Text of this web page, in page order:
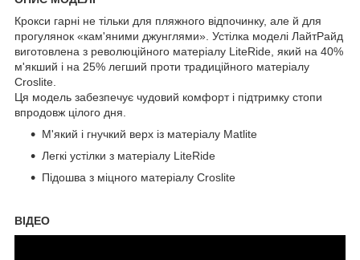
Крокси гарні не тільки для пляжного відпочинку, але й для
прогулянок «кам'яними джунглями». Устілка моделі ЛайтРайд
виготовлена з революційного матеріалу LiteRide, який на 40%
м'якший і на 25% легший проти традиційного матеріалу
Croslite.
Ця модель забезпечує чудовий комфорт і підтримку стопи
впродовж цілого дня.
М'який і гнучкий верх із матеріалу Matlite
Легкі устілки з матеріалу LiteRide
Підошва з міцного матеріалу Croslite
ВІДЕО